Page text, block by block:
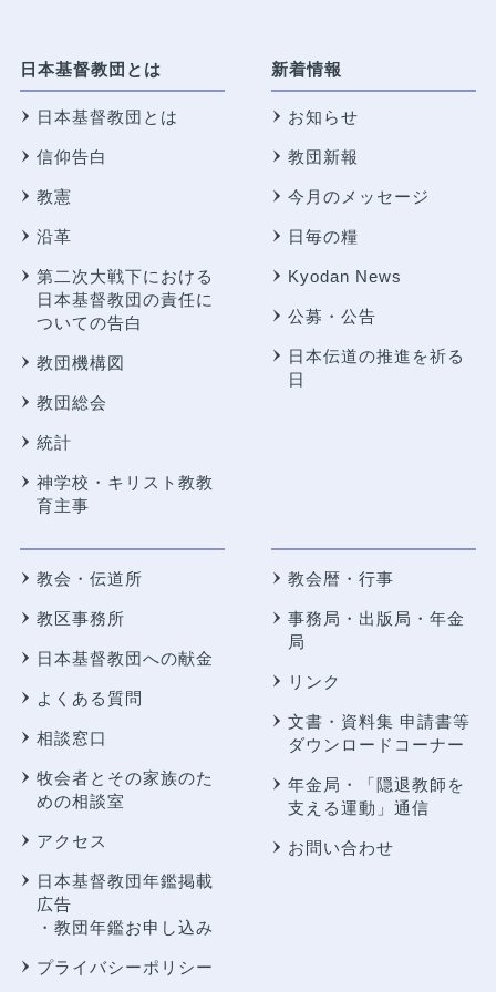
日本基督教団とは
日本基督教団とは
信仰告白
教憲
沿革
第二次大戦下における
日本基督教団の責任に
ついての告白
教団機構図
教団総会
統計
神学校・キリスト教教
育主事
新着情報
お知らせ
教団新報
今月のメッセージ
日毎の糧
Kyodan News
公募・公告
日本伝道の推進を祈る
日
教会・伝道所
教区事務所
日本基督教団への献金
よくある質問
相談窓口
牧会者とその家族のた
めの相談室
アクセス
日本基督教団年鑑掲載
広告
・教団年鑑お申し込み
プライバシーポリシー
教会暦・行事
事務局・出版局・年金
局
リンク
文書・資料集 申請書等
ダウンロードコーナー
年金局・
「隠退教師を
支える運動」通信
お問い合わせ